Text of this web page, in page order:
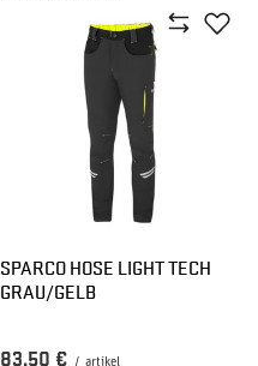
SPARCO HOSE LIGHT TECH
GRAU/GELB
83,50 € / artikel